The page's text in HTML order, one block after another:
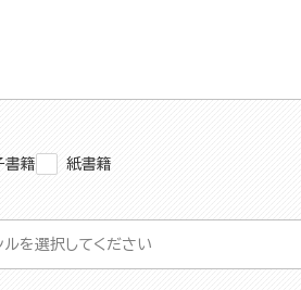
書籍 紙書籍